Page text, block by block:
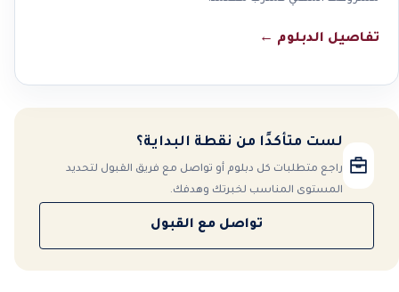
تفاصيل الدبلوم ←
لست متأكدًا من نقطة البداية؟
راجع متطلبات كل دبلوم أو تواصل مع فريق القبول لتحديد
المستوى المناسب لخبرتك وهدفك.
تواصل مع القبول